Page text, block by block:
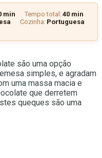
min Tempo total:40 min
Cozinha: Portuguesa
são uma opção
simples, e agradam
uma massa macia e
que derretem
queques são uma